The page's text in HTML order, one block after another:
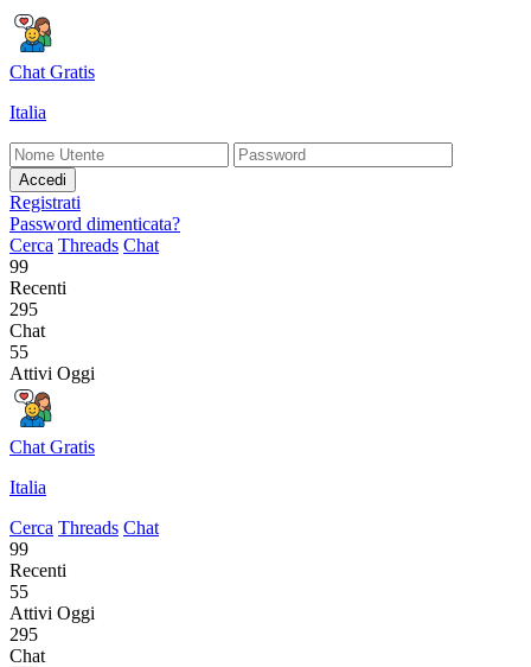
Chat Gratis
Italia
Accedi
Registrati
Password dimenticata?
Cerca Threads Chat
99
Recenti
295
Chat
55
Attivi Oggi
Chat Gratis
Italia
Cerca Threads Chat
99
Recenti
55
Attivi Oggi
295
Chat